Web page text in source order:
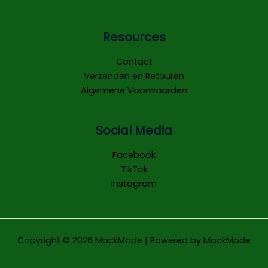
Resources
Contact
Verzenden en Retouren
Algemene Voorwaarden
Social Media
Facebook
TikTok
Instagram
Copyright © 2026 MockMode | Powered by MockMode